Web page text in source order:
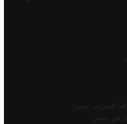
الضريبي تونس
في تونس